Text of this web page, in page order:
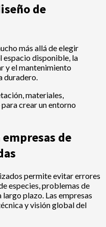
de
más allá de elegir
espacio disponible, la
y el mantenimiento
duradero.
materiales,
crear un entorno
de
permite evitar errores
especies, problemas de
plazo. Las empresas
y visión global del